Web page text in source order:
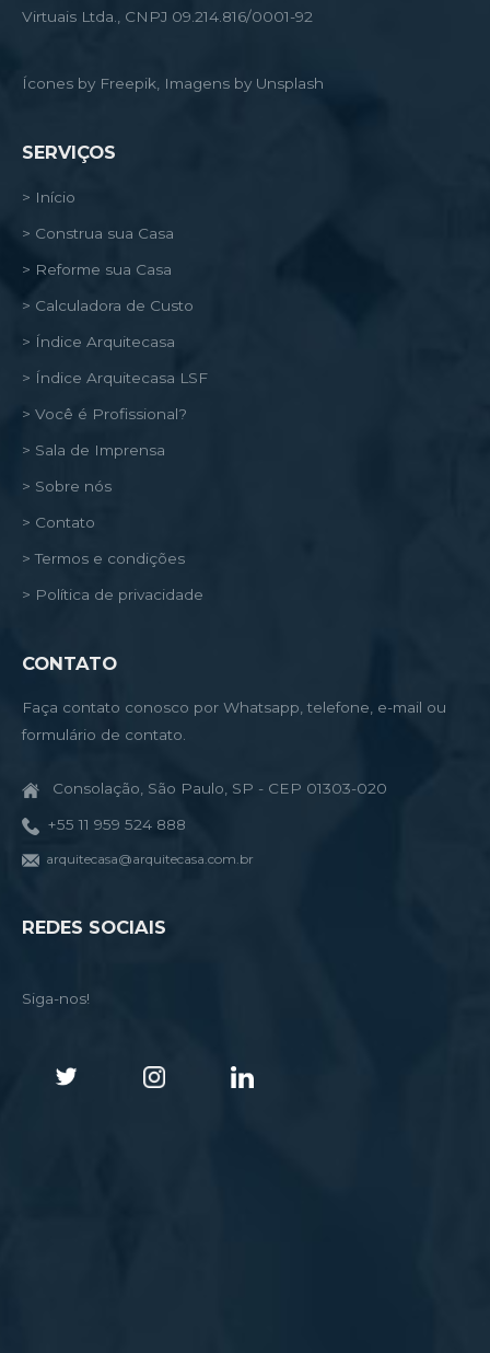
Virtuais Ltda., CNPJ 09.214.816/0001-92
Ícones by Freepik, Imagens by Unsplash
SERVIÇOS
> Início
> Construa sua Casa
> Reforme sua Casa
> Calculadora de Custo
> Índice Arquitecasa
> Índice Arquitecasa LSF
> Você é Profissional?
> Sala de Imprensa
> Sobre nós
> Contato
> Termos e condições
> Política de privacidade
CONTATO
Faça contato conosco por Whatsapp, telefone, e-mail ou
formulário de contato.
Consolação, São Paulo, SP - CEP 01303-020
+55 11 959 524 888
arquitecasa@arquitecasa.com.br
REDES SOCIAIS
Siga-nos!